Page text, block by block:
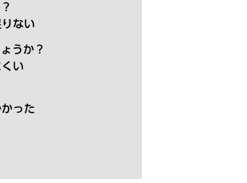
ない
うか？
い
った